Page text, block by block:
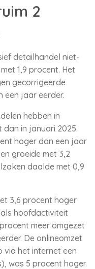
2
detailhandel niet-
1,9 procent. Het
gecorrigeerde
een jaar eerder.
hebben in
dan in januari 2025.
hoger dan een jaar
groeide met 3,2
daalde met 0,9
3,6 procent hoger
hoofdactiviteit
meer omgezet
De onlineomzet
via het internet een
was 5 procent hoger.